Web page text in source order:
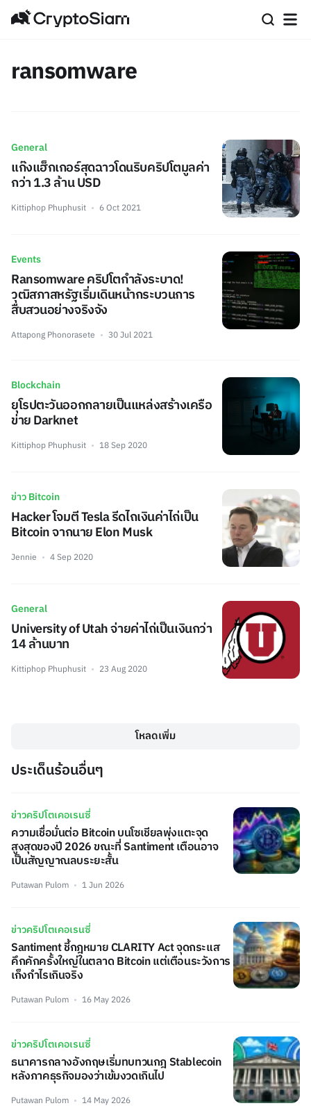
ransomware
General
แก๊งแฮ็กเกอร์สุดฉาวโดนริบคริปโตมูลค่า
กว่า 1.3 ล้าน USD
Kittiphop Phuphusit 6 Oct 2021
Events
Ransomware คริปโตกำลังระบาด!
วุฒิสภาสหรัฐเริ่มเดินหน้ากระบวนการ
สืบสวนอย่างจริงจัง
Attapong Phonorasete 30 Jul 2021
Blockchain
ยุโรปตะวันออกกลายเป็นแหล่งสร้างเครือ
ข่าย Darknet
Kittiphop Phuphusit 18 Sep 2020
ข่าว Bitcoin
Hacker โจมตี Tesla รีดไถเงินค่าไถ่เป็น
Bitcoin จากนาย Elon Musk
Jennie 4 Sep 2020
General
University of Utah จ่ายค่าไถ่เป็นเงินกว่า
14 ล้านบาท
Kittiphop Phuphusit 23 Aug 2020
โหลดเพิ่ม
ประเด็นร้อนอื่นๆ
ข่าวคริปโตเคอเรนซี่
ความเชื่อมั่นต่อ Bitcoin บนโซเชียลพุ่งแตะจุด
สูงสุดของปี 2026 ขณะที่ Santiment เตือนอาจ
เป็นสัญญาณลบระยะสั้น
Putawan Pulom 1 Jun 2026
ข่าวคริปโตเคอเรนซี่
Santiment ชี้กฎหมาย CLARITY Act จุดกระแส
คึกคักครั้งใหญ่ในตลาด Bitcoin แต่เตือนระวังการ
เก็งกำไรเกินจริง
Putawan Pulom 16 May 2026
ข่าวคริปโตเคอเรนซี่
ธนาคารกลางอังกฤษเริ่มทบทวนกฎ Stablecoin
หลังภาคธุรกิจมองว่าเข้มงวดเกินไป
Putawan Pulom 14 May 2026